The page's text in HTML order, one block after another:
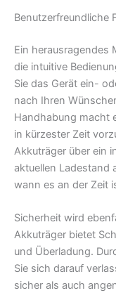
Benutzerfreundliche
Ein herausragendes
die intuitive
Sie das Gerät ein-
nach Ihren
Handhabung macht
in kürzester Zeit
Akkuträger über ein
aktuellen Ladestand
wann es an der Zeit
Sicherheit wird
Akkuträger bietet
und Überladung.
Sie sich darauf
sicher als auch